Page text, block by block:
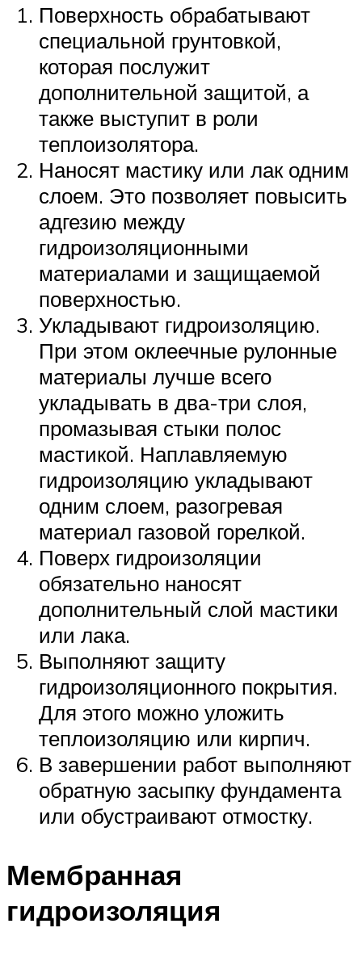
Поверхность обрабатывают
специальной грунтовкой,
которая послужит
дополнительной защитой, а
также выступит в роли
теплоизолятора.
Наносят мастику или лак одним
слоем. Это позволяет повысить
адгезию между
гидроизоляционными
материалами и защищаемой
поверхностью.
Укладывают гидроизоляцию.
При этом оклеечные рулонные
материалы лучше всего
укладывать в два-три слоя,
промазывая стыки полос
мастикой. Наплавляемую
гидроизоляцию укладывают
одним слоем, разогревая
материал газовой горелкой.
Поверх гидроизоляции
обязательно наносят
дополнительный слой мастики
или лака.
Выполняют защиту
гидроизоляционного покрытия.
Для этого можно уложить
теплоизоляцию или кирпич.
В завершении работ выполняют
обратную засыпку фундамента
или обустраивают отмостку.
Мембранная
гидроизоляция